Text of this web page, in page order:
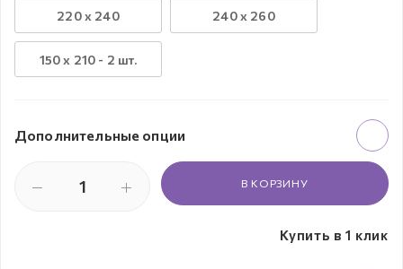
220 x 240 240 х 260
150 х 210 - 2 шт.
Дополнительные опции
В КОРЗИНУ
Купить в 1 клик